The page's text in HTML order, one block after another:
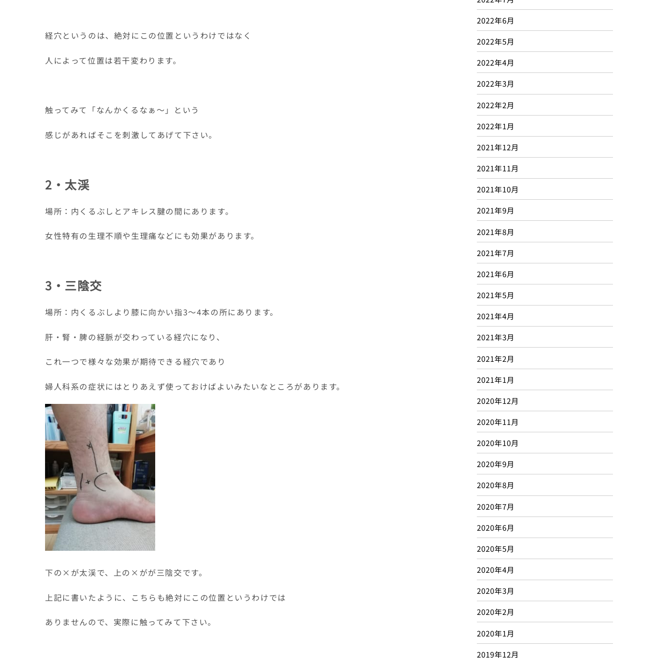
経穴というのは、絶対にこの位置というわけではなく
人によって位置は若干変わります。
触ってみて「なんかくるなぁ～」という
感じがあればそこを刺激してあげて下さい。
2・太渓
場所：内くるぶしとアキレス腱の間にあります。
女性特有の生理不順や生理痛などにも効果があります。
3・三陰交
場所：内くるぶしより膝に向かい指3～4本の所にあります。
肝・腎・脾の経脈が交わっている経穴になり、
これ一つで様々な効果が期待できる経穴であり
婦人科系の症状にはとりあえず使っておけばよいみたいなところがあります。
下の×が太渓で、上の×がが三陰交です。
上記に書いたように、こちらも絶対にこの位置というわけでは
ありませんので、実際に触ってみて下さい。
2022年6月
2022年5月
2022年4月
2022年3月
2022年2月
2022年1月
2021年12月
2021年11月
2021年10月
2021年9月
2021年8月
2021年7月
2021年6月
2021年5月
2021年4月
2021年3月
2021年2月
2021年1月
2020年12月
2020年11月
2020年10月
2020年9月
2020年8月
2020年7月
2020年6月
2020年5月
2020年4月
2020年3月
2020年2月
2020年1月
2019年12月